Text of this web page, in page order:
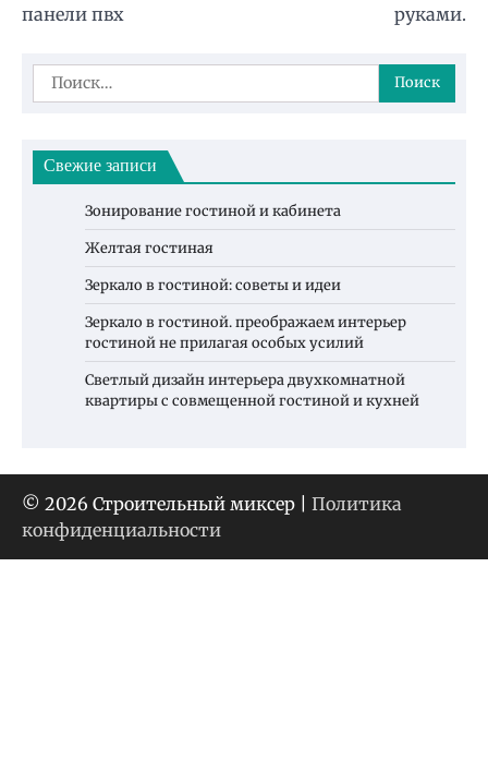
панели пвх
руками.
Найти:
Свежие записи
Зонирование гостиной и кабинета
Желтая гостиная
Зеркало в гостиной: советы и идеи
Зеркало в гостиной. преображаем интерьер
гостиной не прилагая особых усилий
Светлый дизайн интерьера двухкомнатной
квартиры с совмещенной гостиной и кухней
© 2026 Строительный миксер | Политика
конфиденциальности